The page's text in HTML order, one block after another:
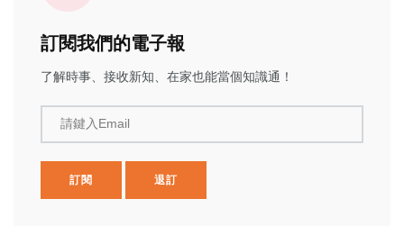
訂閱我們的電子報
了解時事、接收新知、在家也能當個知識通！
請鍵入Email
訂閱 退訂